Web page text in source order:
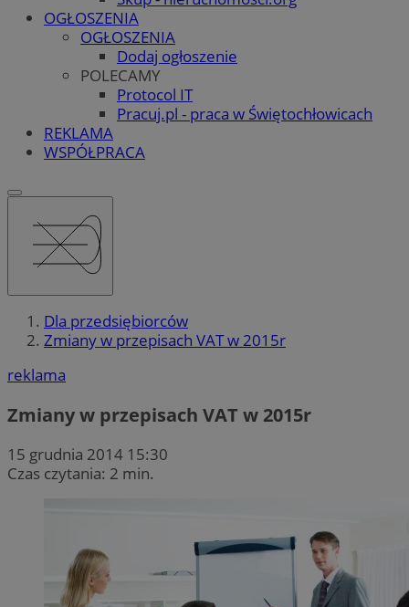
OGŁOSZENIA
OGŁOSZENIA
Dodaj ogłoszenie
POLECAMY
Protocol IT
Pracuj.pl - praca w Świętochłowicach
REKLAMA
WSPÓŁPRACA
Dla przedsiębiorców
Zmiany w przepisach VAT w 2015r
reklama
Zmiany w przepisach VAT w 2015r
15 grudnia 2014 15:30
Czas czytania: 2 min.